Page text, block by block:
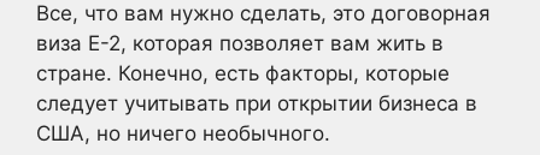
Все, что вам нужно сделать, это договорная
виза E-2, которая позволяет вам жить в
стране. Конечно, есть факторы, которые
следует учитывать при открытии бизнеса в
США, но ничего необычного.